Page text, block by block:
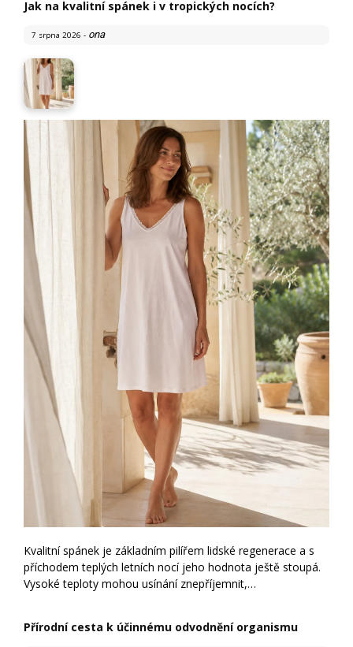
Jak na kvalitní spánek i v tropických nocích?
7 srpna 2026 - ona
Kvalitní spánek je základním pilířem lidské regenerace a s
příchodem teplých letních nocí jeho hodnota ještě stoupá.
Vysoké teploty mohou usínání znepříjemnit,…
Přírodní cesta k účinnému odvodnění organismu